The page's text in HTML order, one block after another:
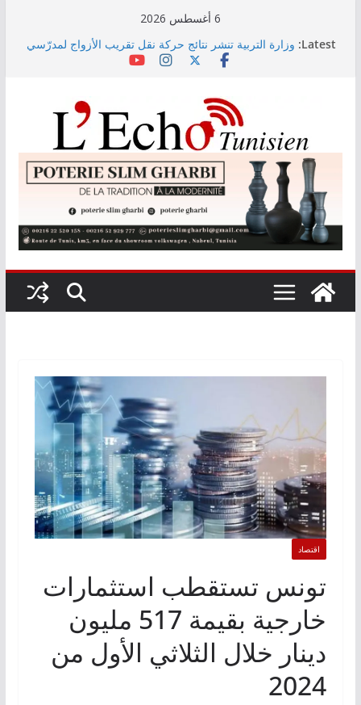
6 أغسطس 2026
Latest: وزارة التربية تنشر نتائج حركة نقل تقريب الأزواج لمدرّسي
التعليم الابتدائي لسنة 2026
التمهيدي الأوّل
“نسناس وبهناس”.. عرض مسرحي جديد للأطفال يجمع بين
الترفيه والقيم التربوية بمدينة الثقافة
اليوم: قرعة الدور التمهيدي لرابطة الأبطال وكأس
الكونفدرالية
اقتصاد
تونس تستقطب استثمارات
خارجية بقيمة 517 مليون
دينار خلال الثلاثي الأول من
2024